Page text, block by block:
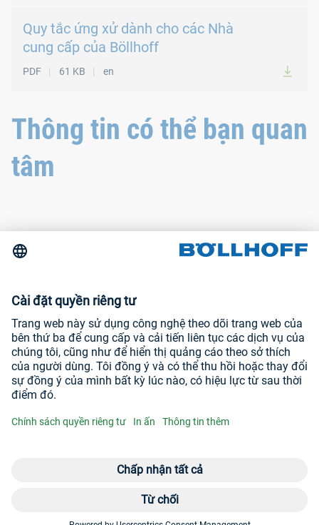
Quy tắc ứng xử dành cho các Nhà
cung cấp của Böllhoff
PDF 61 KB en
Thông tin có thể bạn quan
tâm
Liên hệ
Hội chợ thương mại và hội thảo
In ấn
Chính sách quyền riêng tư
Truy cập trang web của chúng